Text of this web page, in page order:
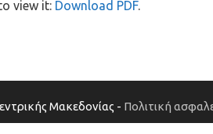
view it: Download PDF.
Μακεδονίας - Πολιτική